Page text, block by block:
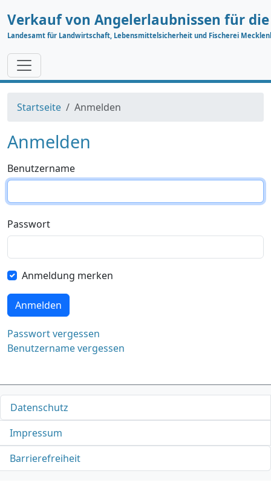
Verkauf von Angelerlaubnissen für
Landesamt für Landwirtschaft, Lebensmittelsicherheit und Fischerei
Startseite Anmelden
Anmelden
Benutzername
Passwort
Anmeldung merken
Anmelden
Passwort vergessen
Benutzername vergessen
Datenschutz
Impressum
Barrierefreiheit